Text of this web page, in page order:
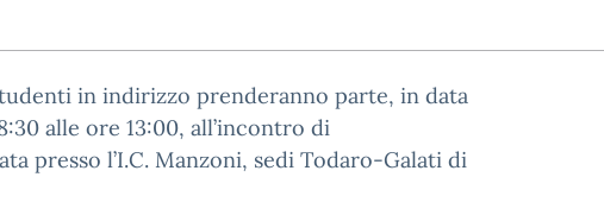
in indirizzo prenderanno parte, in data
alle ore 13:00, all’incontro di
presso l’I.C. Manzoni, sedi Todaro-Galati di